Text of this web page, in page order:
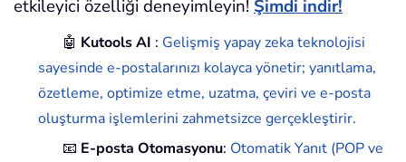
etkileyici özelliği deneyimleyin! Şimdi indir!
🤖 Kutools AI : Gelişmiş yapay zeka teknolojisi
sayesinde e-postalarınızı kolayca yönetir; yanıtlama,
özetleme, optimize etme, uzatma, çeviri ve e-posta
oluşturma işlemlerini zahmetsizce gerçekleştirir.
📧 E-posta Otomasyonu: Otomatik Yanıt (POP ve